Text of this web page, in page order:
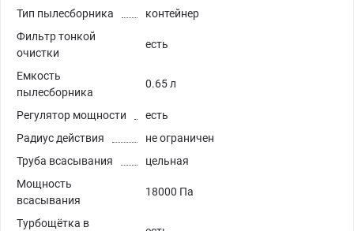
Тип пылесборника
контейнер
Фильтр тонкой
очистки
есть
Емкость
пылесборника
0.65 л
Регулятор мощности
есть
Радиус действия
не ограничен
Труба всасывания
цельная
Мощность
всасывания
18000 Па
Турбощётка в